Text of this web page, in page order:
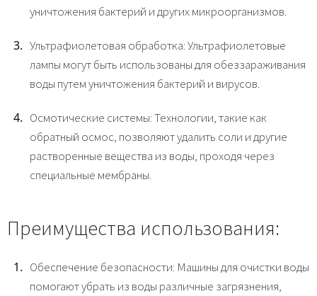
уничтожения бактерий и других микроорганизмов.
Ультрафиолетовая обработка: Ультрафиолетовые
лампы могут быть использованы для обеззараживания
воды путем уничтожения бактерий и вирусов.
Осмотические системы: Технологии, такие как
обратный осмос, позволяют удалить соли и другие
растворенные вещества из воды, проходя через
специальные мембраны.
Преимущества использования:
Обеспечение безопасности: Машины для очистки воды
помогают убрать из воды различные загрязнения,